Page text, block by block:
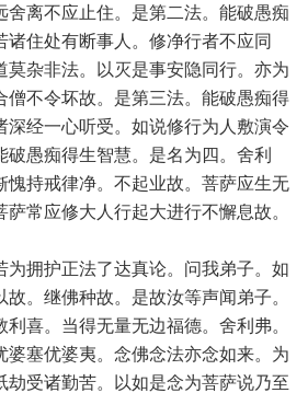
舍离不应止住。是第二法。能破愚痴
诸住处有断事人。修净行者不应同
莫杂非法。以灭是事安隐同行。亦为
僧不令坏故。是第三法。能破愚痴得
深经一心听受。如说修行为人敷演令
破愚痴得生智慧。是名为四。舍利
愧持戒律净。不起业故。菩萨应生无
常应修大人行起大进行不懈息故。
拥护正法了达真论。问我弟子。如
。继佛种故。是故汝等声闻弟子。
喜。当得无量无边福德。舍利弗。
婆塞优婆夷。念佛念法亦念如来。为
劫受诸勤苦。以如是念为菩萨说乃至